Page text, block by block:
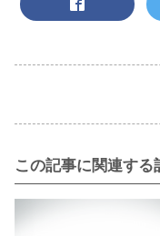
この記事に関連する